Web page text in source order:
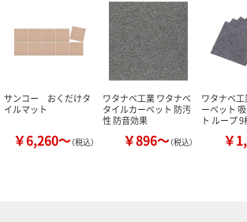
サンコー おくだけタ
イルマット
￥6,260～（税込）
ワタナベ工業 ワタナベ
タイルカーペット 防汚
性 防音効果
￥896～（税込）
ワタナベ
ーペット
ト ループ
￥